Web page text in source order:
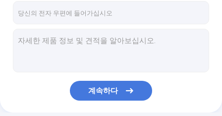
전기 가열 플래튼
HPL 프레스 플레이트
계속하다